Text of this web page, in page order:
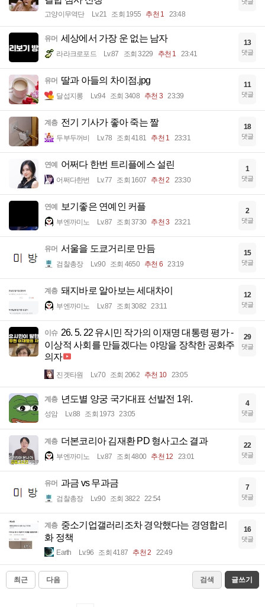
고양이무역단 Lv.21 조회 1955 추천 1 23:48
유머 세상에서 가장 운 없는 남자
라라크로포드 Lv.87 조회 3229 추천 1 23:41
13
댓글
유머 딸과 아들의 차이점.jpg
달섭지롱 Lv.94 조회 3408 추천 3 23:39
11
댓글
계층 전기 기사가 좋아 죽는 짤
두부두꺼비 Lv.78 조회 4181 추천 1 23:31
18
댓글
연예 어쩌다 한번 트리플에스 설린
어쩌다한번 Lv.77 조회 1607 추천 2 23:30
1
댓글
연예 보기좋은 연예인 커플
부엔까미노 Lv.87 조회 3730 추천 3 23:21
2
댓글
유머 서울을 도쿄거리로 만듬
검찰총장 Lv.90 조회 4650 추천 6 23:19
15
댓글
계층 돼지바로 알아보는 세대차이
부엔까미노 Lv.87 조회 3082 23:11
12
댓글
이슈 26. 5. 22 유시민 작가의 이재명 대통령 평가 -
이상적 사회를 만들겠다는 야망을 장착한 공화주
의자
진겟타원 Lv.70 조회 2062 추천 10 23:05
29
댓글
계층 년도별 양궁 국가대표 선발전 1위.
성암 Lv.88 조회 1973 23:05
4
댓글
계층 더본코리아 김재환 PD 형사고소 결과
부엔까미노 Lv.87 조회 4800 추천 12 23:01
22
댓글
유머 과금 vs 무과금
검찰총장 Lv.90 조회 3822 22:54
7
댓글
계층 중소기업갤러리조차 경악했다는 경영합리
화 정책
Earth Lv.96 조회 4187 추천 2 22:49
16
댓글
최근 다음 검색 글쓰기